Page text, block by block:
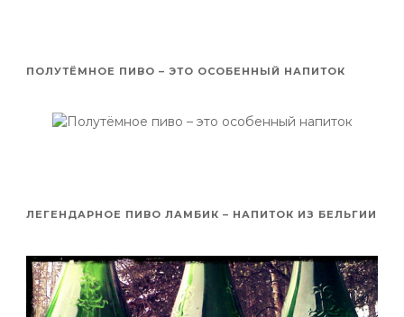
ПОЛУТЁМНОЕ ПИВО – ЭТО ОСОБЕННЫЙ НАПИТОК
ЛЕГЕНДАРНОЕ ПИВО ЛАМБИК – НАПИТОК ИЗ БЕЛЬГИИ